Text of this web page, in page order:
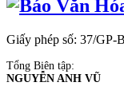
Giấy phép số: 37/
Tổng Biên tập:
NGUYỄN ANH VŨ